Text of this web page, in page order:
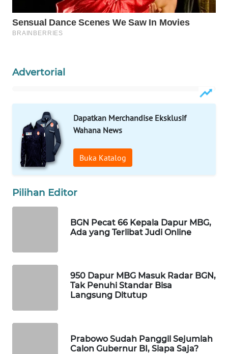
Advertorial
Dapatkan Merchandise Eksklusif
Wahana News
Buka Katalog
Pilihan Editor
BGN Pecat 66 Kepala Dapur MBG,
Ada yang Terlibat Judi Online
950 Dapur MBG Masuk Radar BGN,
Tak Penuhi Standar Bisa
Langsung Ditutup
Prabowo Sudah Panggil Sejumlah
Calon Gubernur BI, Siapa Saja?
WAHANA
PERSONA
OTOMOTIF
WAHANA
DESA
WISATA
WAHANA
LISTRIK